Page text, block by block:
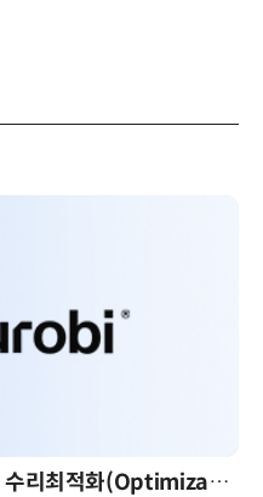
AI 시대의 의사결정을 바꾸는 수리최적화(Optimization): 실제 산업 적용 사례와 활용 전략